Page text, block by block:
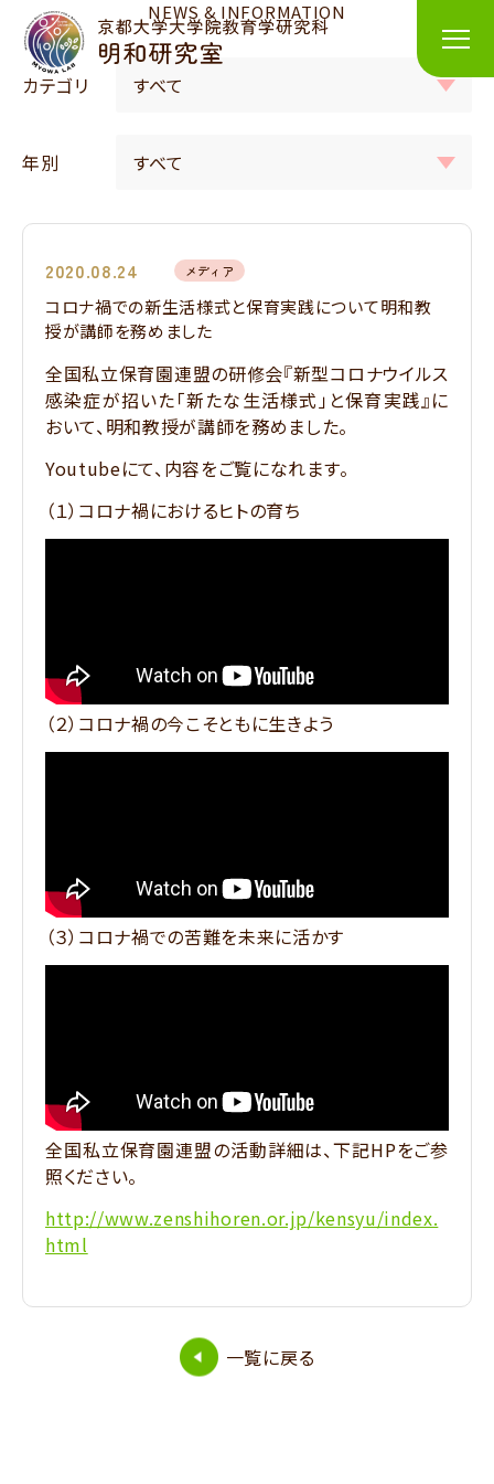
NEWS & INFORMATION
カテゴリ
年別
2020.08.24 メディア
コロナ禍での新生活様式と保育実践について明和教
授が講師を務めました
全国私立保育園連盟の研修会『新型コロナウイルス
感染症が招いた「新たな⽣活様式」と保育実践』に
おいて、明和教授が講師を務めました。
Youtubeにて、内容をご覧になれます。
（１）コロナ禍におけるヒトの育ち
（２）コロナ禍の今こそともに生きよう
（３）コロナ禍での苦難を未来に活かす
全国私立保育園連盟の活動詳細は、下記HPをご参
照ください。
http://www.zenshihoren.or.jp/kensyu/index.
html
一覧に戻る